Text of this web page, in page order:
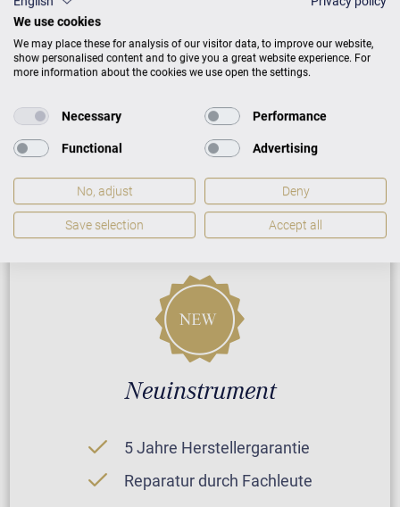
Eiche mit Messing 23.900 €
ZUSATZLEISTUNGEN FÜR C. BECHSTEIN
Neuinstrument
5 Jahre Herstellergarantie
Reparatur durch Fachleute
We use cookies
We may place these for analysis of our visitor data, to improve our website,
show personalised content and to give you a great website experience. For
more information about the cookies we use open the settings.
Necessary Performance
Functional Advertising
No, adjust Deny
Save selection Accept all